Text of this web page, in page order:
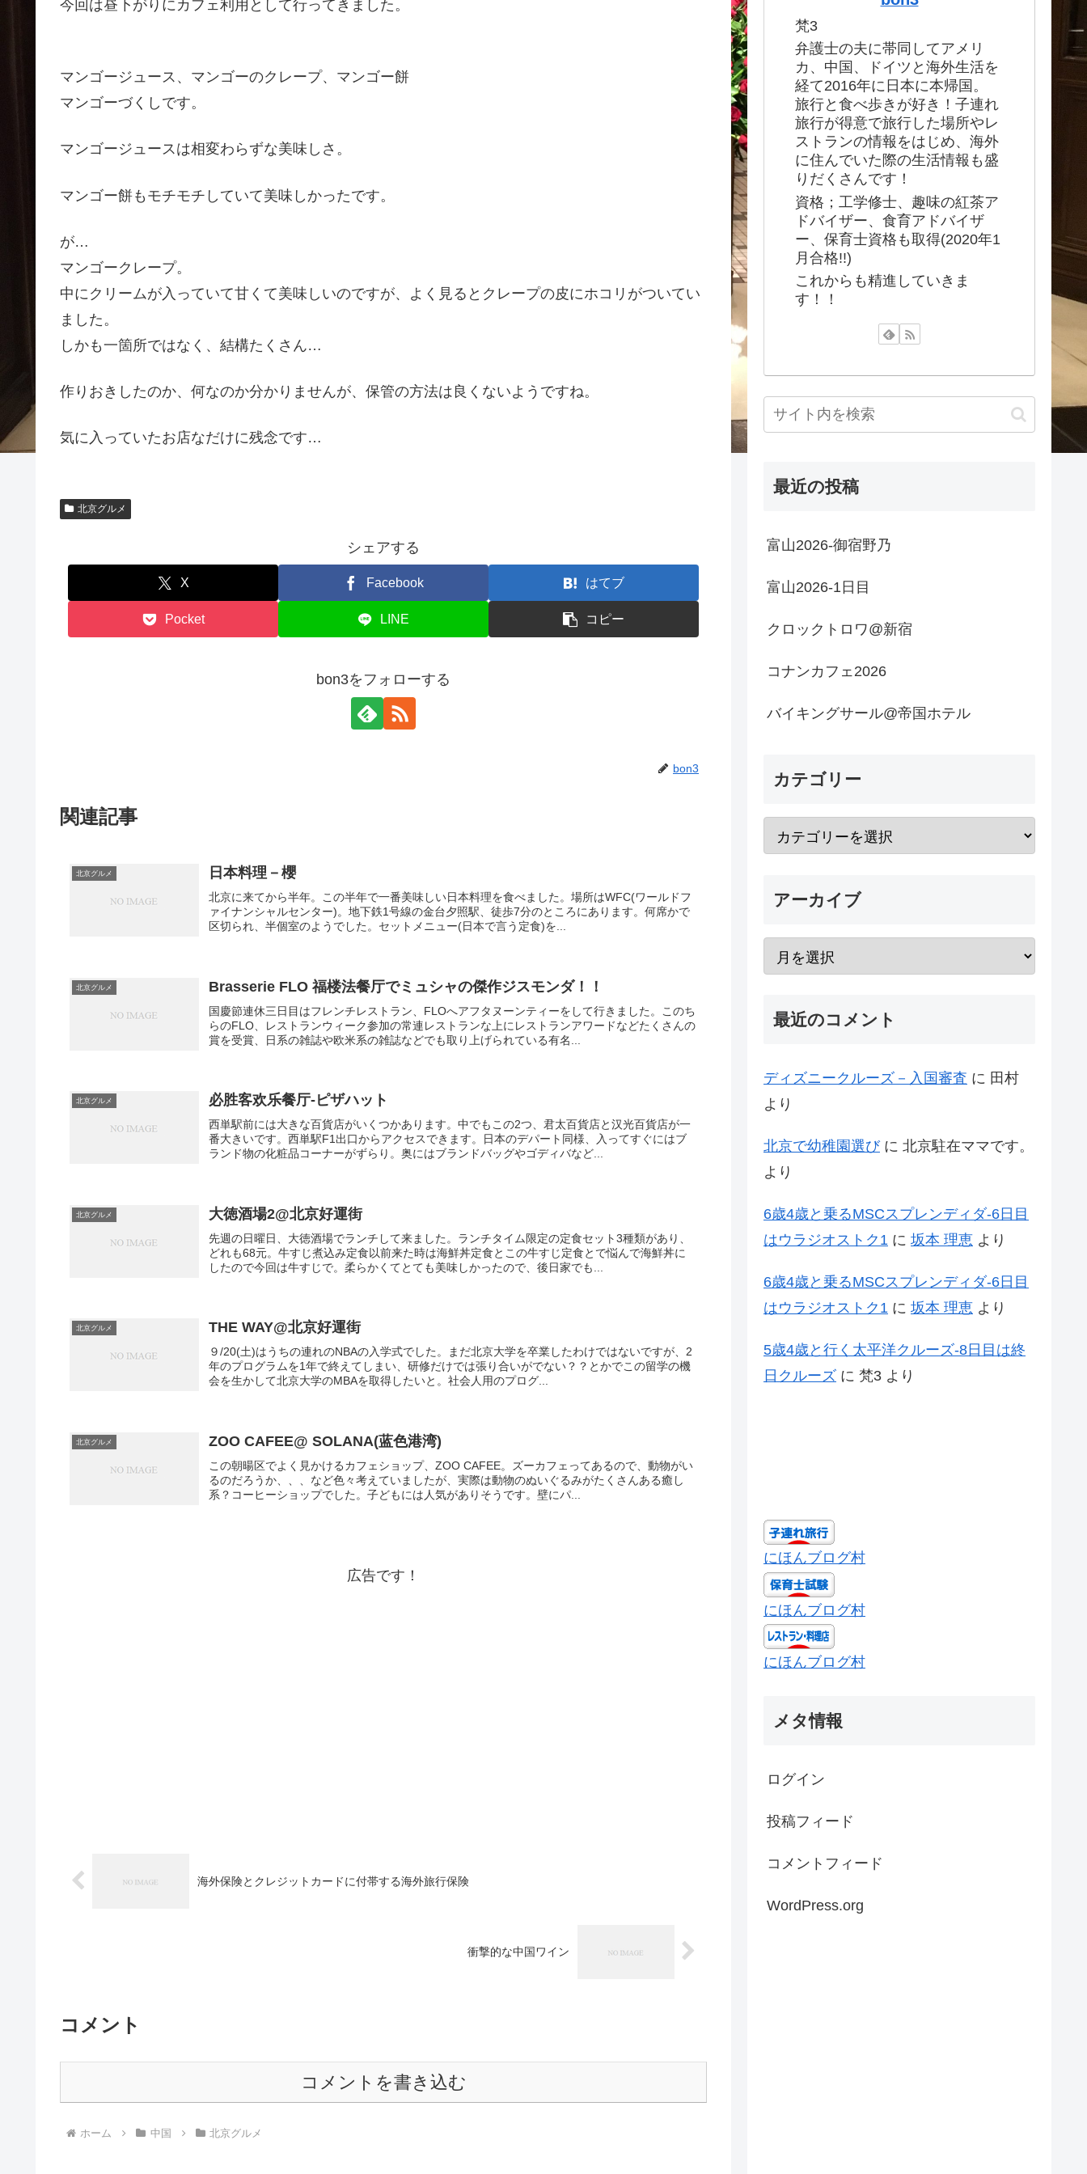
今回は昼下がりにカフェ利用として行ってきました。
マンゴージュース、マンゴーのクレープ、マンゴー餅
マンゴーづくしです。
マンゴージュースは相変わらずな美味しさ。
マンゴー餅もモチモチしていて美味しかったです。
が…
マンゴークレープ。
中にクリームが入っていて甘くて美味しいのですが、よく見るとクレープの皮にホコリがついてい
ました。
しかも一箇所ではなく、結構たくさん…
作りおきしたのか、何なのか分かりませんが、保管の方法は良くないようですね。
気に入っていたお店なだけに残念です…
北京グルメ
シェアする
X Facebook はてブ
Pocket LINE コピー
bon3をフォローする
bon3
関連記事
北京グルメ 日本料理－櫻
北京に来てから半年。この半年で一番美味しい日本料理を食べました。場所はWFC(ワールドフ
ァイナンシャルセンター)。地下鉄1号線の金台夕照駅、徒歩7分のところにあります。何席かで
区切られ、半個室のようでした。セットメニュー(日本で言う定食)を...
北京グルメ Brasserie FLO 福楼法餐厅でミュシャの傑作ジスモンダ！！
国慶節連休三日目はフレンチレストラン、FLOへアフタヌーンティーをして行きました。このち
らのFLO、レストランウィーク参加の常連レストランな上にレストランアワードなどたくさんの
賞を受賞、日系の雑誌や欧米系の雑誌などでも取り上げられている有名...
北京グルメ 必胜客欢乐餐厅-ピザハット
西単駅前には大きな百貨店がいくつかあります。中でもこの2つ、君太百貨店と汉光百貨店が一
番大きいです。西単駅F1出口からアクセスできます。日本のデパート同様、入ってすぐにはブ
ランド物の化粧品コーナーがずらり。奥にはブランドバッグやゴディバなど...
北京グルメ 大徳酒場2@北京好運街
先週の日曜日、大徳酒場でランチして来ました。ランチタイム限定の定食セット3種類があり、
どれも68元。牛すじ煮込み定食以前来た時は海鮮丼定食とこの牛すじ定食とで悩んで海鮮丼に
したので今回は牛すじで。柔らかくてとても美味しかったので、後日家でも...
北京グルメ THE WAY@北京好運街
９/20(土)はうちの連れのNBAの入学式でした。まだ北京大学を卒業したわけではないですが、2
年のプログラムを1年で終えてしまい、研修だけでは張り合いがでない？？とかでこの留学の機
会を生かして北京大学のMBAを取得したいと。社会人用のプログ...
北京グルメ ZOO CAFEE@ SOLANA(蓝色港湾)
この朝暘区でよく見かけるカフェショップ、ZOO CAFEE。ズーカフェってあるので、動物がい
るのだろうか、、、など色々考えていましたが、実際は動物のぬいぐるみがたくさんある癒し
系？コーヒーショップでした。子どもには人気がありそうです。壁にパ...
広告です！
海外保険とクレジットカードに付帯する海外旅行保険
衝撃的な中国ワイン
コメント
コメントを書き込む
ホーム 中国 北京グルメ
梵3
弁護士の夫に帯同してアメリ
カ、中国、ドイツと海外生活を
経て2016年に日本に本帰国。
旅行と食べ歩きが好き！子連れ
旅行が得意で旅行した場所やレ
ストランの情報をはじめ、海外
に住んでいた際の生活情報も盛
りだくさんです！
資格；工学修士、趣味の紅茶ア
ドバイザー、食育アドバイザ
ー、保育士資格も取得(2020年1
月合格!!)
これからも精進していきま
す！！
最近の投稿
富山2026-御宿野乃
富山2026-1日目
クロックトロワ@新宿
コナンカフェ2026
バイキングサール@帝国ホテル
カテゴリー
アーカイブ
最近のコメント
ディズニークルーズ－入国審査 に 田村
より
北京で幼稚園選びに 北京駐在ママです。
より
6歳4歳と乗るMSCスプレンディダ-6日目
はウラジオストク1 に 坂本 理恵 より
6歳4歳と乗るMSCスプレンディダ-6日目
はウラジオストク1 に 坂本 理恵 より
5歳4歳と行く太平洋クルーズ-8日目は終
日クルーズ に 梵3 より
にほんブログ村
にほんブログ村
にほんブログ村
メタ情報
ログイン
投稿フィード
コメントフィード
WordPress.org